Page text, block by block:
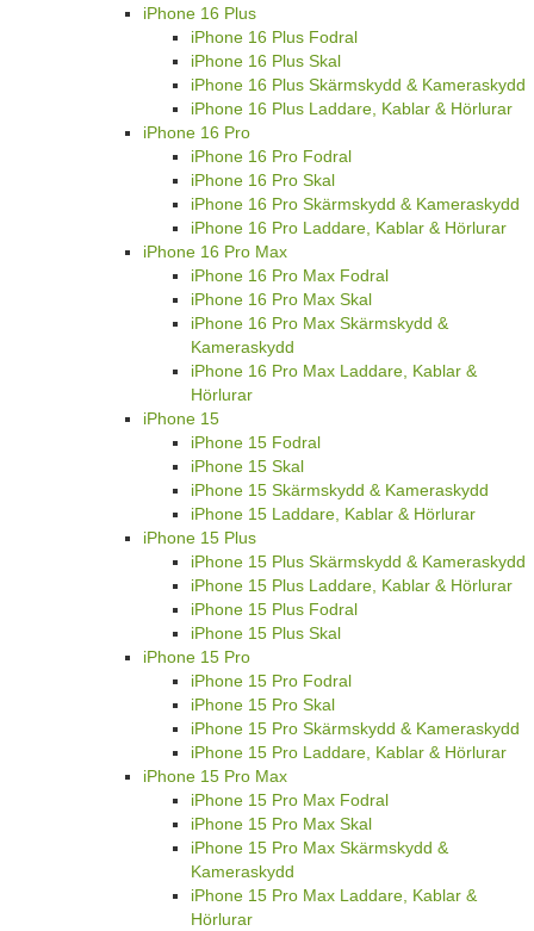
iPhone 16 Plus
iPhone 16 Plus Fodral
iPhone 16 Plus Skal
iPhone 16 Plus Skärmskydd & Kameraskydd
iPhone 16 Plus Laddare, Kablar & Hörlurar
iPhone 16 Pro
iPhone 16 Pro Fodral
iPhone 16 Pro Skal
iPhone 16 Pro Skärmskydd & Kameraskydd
iPhone 16 Pro Laddare, Kablar & Hörlurar
iPhone 16 Pro Max
iPhone 16 Pro Max Fodral
iPhone 16 Pro Max Skal
iPhone 16 Pro Max Skärmskydd &
Kameraskydd
iPhone 16 Pro Max Laddare, Kablar &
Hörlurar
iPhone 15
iPhone 15 Fodral
iPhone 15 Skal
iPhone 15 Skärmskydd & Kameraskydd
iPhone 15 Laddare, Kablar & Hörlurar
iPhone 15 Plus
iPhone 15 Plus Skärmskydd & Kameraskydd
iPhone 15 Plus Laddare, Kablar & Hörlurar
iPhone 15 Plus Fodral
iPhone 15 Plus Skal
iPhone 15 Pro
iPhone 15 Pro Fodral
iPhone 15 Pro Skal
iPhone 15 Pro Skärmskydd & Kameraskydd
iPhone 15 Pro Laddare, Kablar & Hörlurar
iPhone 15 Pro Max
iPhone 15 Pro Max Fodral
iPhone 15 Pro Max Skal
iPhone 15 Pro Max Skärmskydd &
Kameraskydd
iPhone 15 Pro Max Laddare, Kablar &
Hörlurar